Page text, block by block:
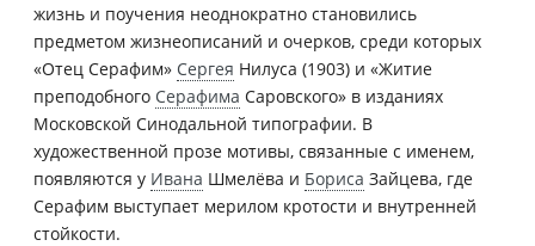
жизнь и поучения неоднократно становились
предметом жизнеописаний и очерков, среди которых
«Отец Серафим» Сергея Нилуса (1903) и «Житие
преподобного Серафима Саровского» в изданиях
Московской Синодальной типографии. В
художественной прозе мотивы, связанные с именем,
появляются у Ивана Шмелёва и Бориса Зайцева, где
Серафим выступает мерилом кротости и внутренней
стойкости.